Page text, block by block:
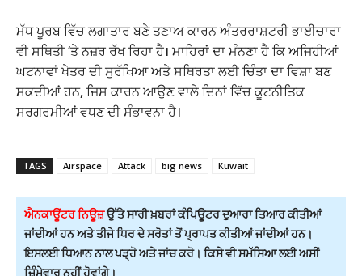
ਮੱਧ ਪੂਰਬ ਵਿੱਚ ਲਗਾਤਾਰ ਬਣੇ ਤਣਾਅ ਕਾਰਨ ਅੰਤਰਰਾਸ਼ਟਰੀ ਭਾਈਚਾਰਾ
ਵੀ ਸਥਿਤੀ ‘ਤੇ ਨਜ਼ਰ ਰੱਖ ਰਿਹਾ ਹੈ। ਮਾਹਿਰਾਂ ਦਾ ਮੰਨਣਾ ਹੈ ਕਿ ਅਜਿਹੀਆਂ
ਘਟਨਾਵਾਂ ਖੇਤਰ ਦੀ ਸੁਰੱਖਿਆ ਅਤੇ ਸਥਿਰਤਾ ਲਈ ਚਿੰਤਾ ਦਾ ਵਿਸ਼ਾ ਬਣ
ਸਕਦੀਆਂ ਹਨ, ਜਿਸ ਕਾਰਨ ਆਉਣ ਵਾਲੇ ਦਿਨਾਂ ਵਿੱਚ ਕੂਟਨੀਤਿਕ
ਸਰਗਰਮੀਆਂ ਵਧਣ ਦੀ ਸੰਭਾਵਨਾ ਹੈ।
TAGS Airspace Attack big news Kuwait
ਐਨਕਾਊਂਟਰ ਨਿਊਜ਼ਉੱਤੇ ਸਾਰੀ ਖ਼ਬਰਾਂ ਕੰਪਿਊਟਰ ਦੁਆਰਾ ਤਿਆਰ ਕੀਤੀਆਂ
ਜਾਂਦੀਆਂ ਹਨ ਅਤੇ ਤੀਜੇ ਧਿਰ ਦੇ ਸਰੋਤਾਂ ਤੋਂ ਪ੍ਰਾਪਤ ਕੀਤੀਆਂ ਜਾਂਦੀਆਂ ਹਨ।
ਇਸਲਈ ਧਿਆਨ ਨਾਲ ਪੜ੍ਹੋ ਅਤੇ ਜਾਂਚ ਕਰੋ। ਕਿਸੇ ਵੀ ਸਮੱਸਿਆ ਲਈ ਅਸੀਂ
ਜ਼ਿੰਮੇਵਾਰ ਨਹੀਂ ਹੋਵਾਂਗੇ।